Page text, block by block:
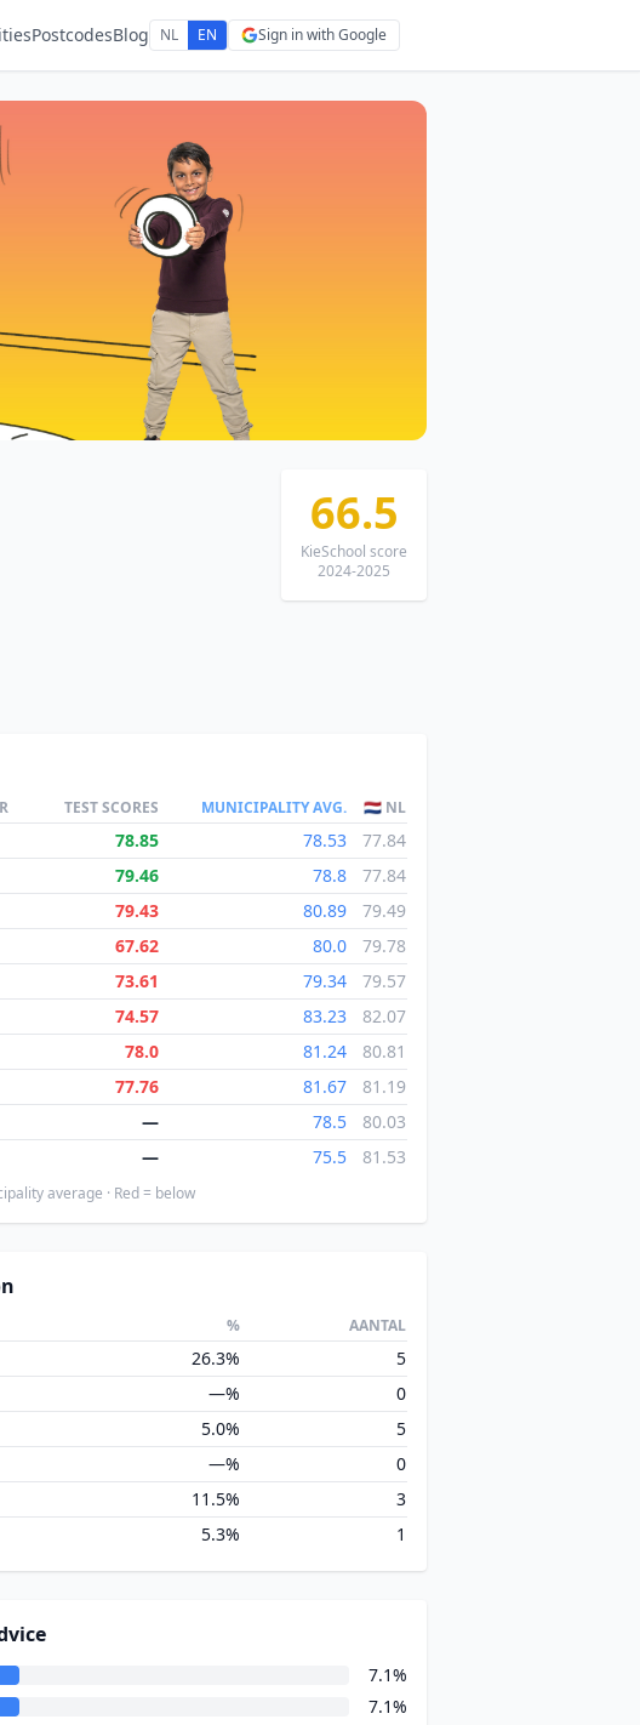
PostcodesBlog NL EN Sign in with Google
66.5
KieSchool score
2024-2025
TEST SCORES MUNICIPALITY AVG. 🇳🇱 NL
78.85 78.53
77.84
79.46 78.8
77.84
79.43 80.89
79.49
67.62 80.0
79.78
73.61 79.34
79.57
74.57 83.23
82.07
78.0 81.24
80.81
77.76 81.67
81.19
— 78.5
80.03
— 75.5 81.53
average · Red = below
% AANTAL
26.3%
5
—%
0
5.0%
5
—%
0
11.5%
3
5.3% 1
7.1%
7.1%